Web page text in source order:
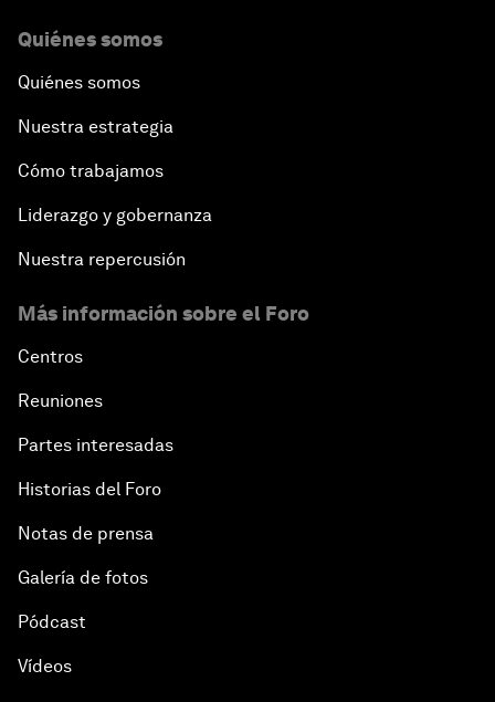
Quiénes somos
Quiénes somos
Nuestra estrategia
Cómo trabajamos
Liderazgo y gobernanza
Nuestra repercusión
Más información sobre el Foro
Centros
Reuniones
Partes interesadas
Historias del Foro
Notas de prensa
Galería de fotos
Pódcast
Vídeos